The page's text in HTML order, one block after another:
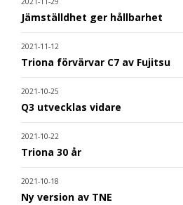
Jämställdhet ger hållbarhet
2021-11-12
Triona förvärvar C7 av Fujitsu
2021-10-25
Q3 utvecklas vidare
2021-10-22
Triona 30 år
2021-10-18
Ny version av TNE